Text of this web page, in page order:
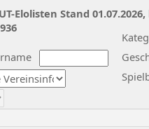
Elolisten Stand